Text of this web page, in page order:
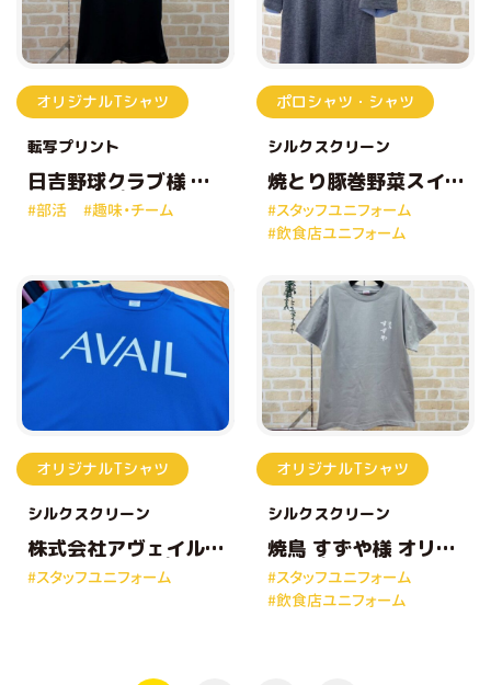
オリジナルTシャツ
転写プリント
日吉野球クラブ様 オ
リジナルプリントTシ
ャツ
#部活 #趣味・チーム
ポロシャツ・シャツ
シルクスクリーン
焼とり豚巻野菜スイ
ゼンジ鶏巻 様 オリジ
ナルプリントポロシ
ャツ
#スタッフユニフォーム
#飲食店ユニフォーム
オリジナルTシャツ
シルクスクリーン
株式会社アヴェイル
様 オリジナルプリン
トTシャツ
#スタッフユニフォーム
オリジナルTシャツ
シルクスクリーン
焼鳥 すずや様 オリジ
ナルプリントTシャツ
#スタッフユニフォーム
#飲食店ユニフォーム